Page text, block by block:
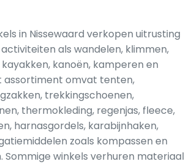
in Nissewaard verkopen uitrusting
als wandelen, klimmen,
kanoën, kamperen en
assortiment omvat tenten,
trekkingschoenen,
thermokleding, regenjas, fleece,
harnasgordels, karabijnhaken,
zoals kompassen en
winkels verhuren materiaal